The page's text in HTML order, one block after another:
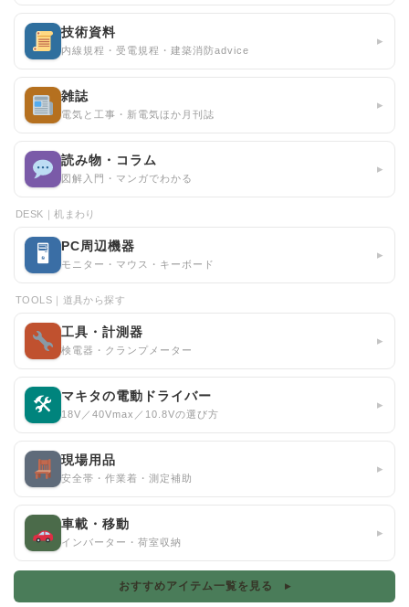
技術資料
内線規程・受電規程・建築消防advice
▸
雑誌
電気と工事・新電気ほか月刊誌
▸
読み物・コラム
図解入門・マンガでわかる
▸
DESK｜机まわり
🖥 PC周辺機器
モニター・マウス・キーボード
▸
TOOLS｜道具から探す
工具・計測器
検電器・クランプメーター
▸
🛠 マキタの電動ドライバー
18V／40Vmax／10.8Vの選び方
▸
現場用品
安全帯・作業着・測定補助
▸
車載・移動
インバーター・荷室収納
▸
おすすめアイテム一覧を見る ▸